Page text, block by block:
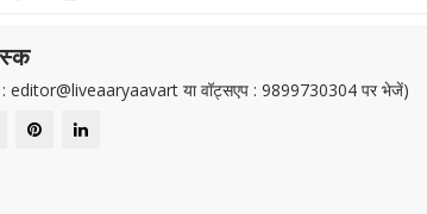
: editor@liveaaryaavart या वॉट्सएप : 9899730304 पर भेजें)